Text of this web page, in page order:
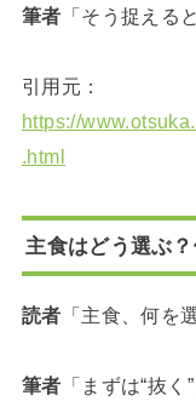
筆者 「そう捉える
引用元：
https://
.html
主食はどう選ぶ
読者 「主食、何を
筆者 「まずは“抜